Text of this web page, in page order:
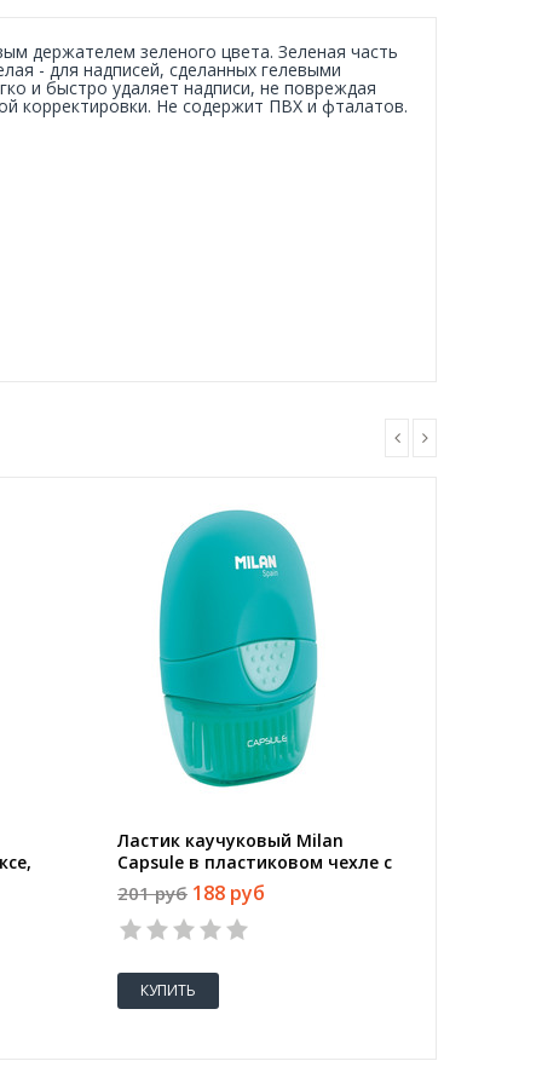
держателем зеленого цвета. Зеленая часть
- для надписей, сделанных гелевыми
и быстро удаляет надписи, не повреждая
корректировки. Не содержит ПВХ и фталатов.
Ластик каучуковый Milan
Capsule в пластиковом чехле с
щёткой, цв в асс
201 руб 188 руб
КУПИТЬ